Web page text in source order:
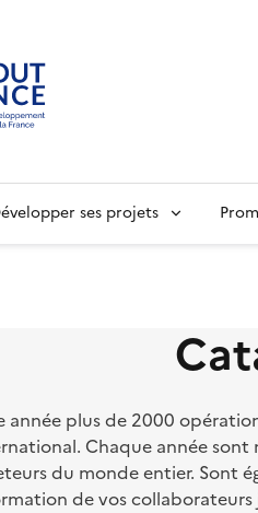
ses projets
plus de 2000
Chaque année
du monde entier. Sont
de vos